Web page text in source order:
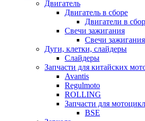
Двигатель
Двигатель в сборе
Двигатели в
Свечи зажигания
Свечи зажигания
Дуги, клетки, слайдеры
Слайдеры
Запчасти для китайских
Avantis
Regulmoto
ROLLING
Запчасти для
BSE